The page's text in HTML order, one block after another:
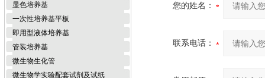
显色培养基
一次性培养基平板
即用型液体培养基
管装培养基
微生物生化管
微生物学实验配套试剂及试纸
您的姓名：
联系电话：